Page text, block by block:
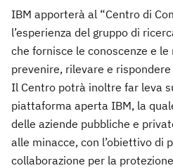
IBM apporterà al “Centro di
l’esperienza del gruppo di
che fornisce le conoscenze e
prevenire, rilevare e
Il Centro potrà inoltre far leva
piattaforma aperta IBM, la
delle aziende pubbliche e
alle minacce, con l’obiettivo di
collaborazione per la